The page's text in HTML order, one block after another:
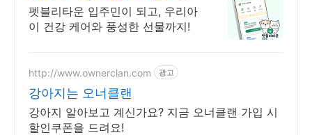
이벤트 진행 중!
펫블리타운 입주민이 되고, 우리아
이 건강 케어와 풍성한 선물까지!
http://www.ownerclan.com 광고
강아지는 오너클랜
강아지 알아보고 계신가요? 지금 오너클랜 가입 시
할인쿠폰을 드려요!